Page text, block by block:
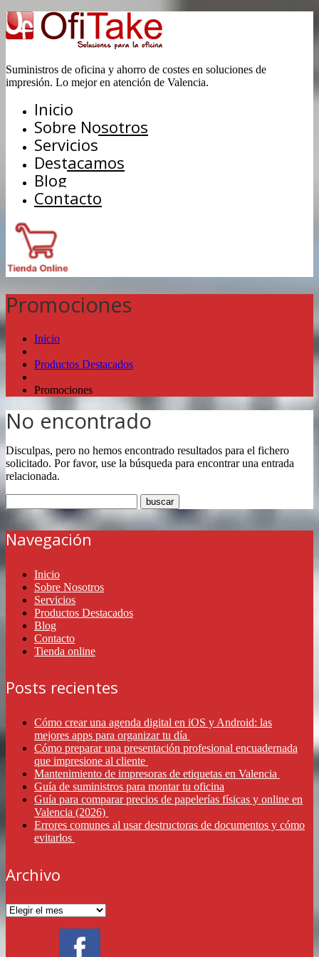
Suministros de oficina y ahorro de costes en soluciones de
impresión. Lo mejor en atención de Valencia.
Inicio
Sobre Nosotros
Servicios
Destacamos
Blog
Contacto
Promociones
Inicio
Productos Destacados
Promociones
No encontrado
Disculpas, pero no hemos encontrado resultados para el fichero
solicitado. Por favor, use la búsqueda para encontrar una entrada
relacionada.
Navegación
Inicio
Sobre Nosotros
Servicios
Productos Destacados
Blog
Contacto
Tienda online
Posts recientes
Cómo crear una agenda digital en iOS y Android: las
mejores apps para organizar tu día
Cómo preparar una presentación profesional encuadernada
que impresione al cliente
Mantenimiento de impresoras de etiquetas en Valencia
Guía de suministros para montar tu oficina
Guía para comparar precios de papelerías físicas y online en
Valencia (2026)
Errores comunes al usar destructoras de documentos y cómo
evitarlos
Archivo
Archivo